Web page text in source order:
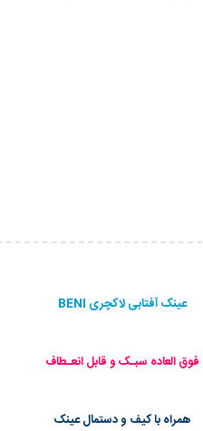
عینک آفتابی لاکچری BENI
فوق العاده سبـک و قابل انعـطاف
همراه با کیف و دستمال عینک